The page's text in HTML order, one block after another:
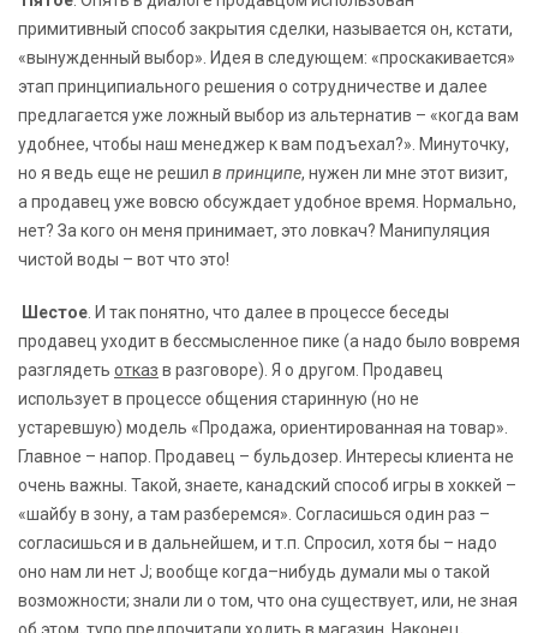
примитивный способ закрытия сделки, называется он, кстати,
«вынужденный выбор». Идея в следующем: «проскакивается»
этап принципиального решения о сотрудничестве и далее
предлагается уже ложный выбор из альтернатив – «когда вам
удобнее, чтобы наш менеджер к вам подъехал?». Минуточку,
но я ведь еще не решил в принципе, нужен ли мне этот визит,
а продавец уже вовсю обсуждает удобное время. Нормально,
нет? За кого он меня принимает, это ловкач? Манипуляция
чистой воды – вот что это!
Шестое. И так понятно, что далее в процессе беседы
продавец уходит в бессмысленное пике (а надо было вовремя
разглядеть отказ в разговоре). Я о другом. Продавец
использует в процессе общения старинную (но не
устаревшую) модель «Продажа, ориентированная на товар».
Главное – напор. Продавец – бульдозер. Интересы клиента не
очень важны. Такой, знаете, канадский способ игры в хоккей –
«шайбу в зону, а там разберемся». Согласишься один раз –
согласишься и в дальнейшем, и т.п. Спросил, хотя бы – надо
оно нам ли нет J; вообще когда–нибудь думали мы о такой
возможности; знали ли о том, что она существует, или, не зная